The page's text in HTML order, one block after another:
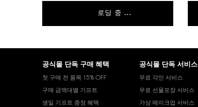
로딩 중 ...
공식몰 단독 구매 혜택
첫 구매 전 품목 15% OFF
구매 금액대별 기프트
생일 기프트 증정 혜택
공식몰 단독 서비스
무료 각인 서비스
무료 선물포장 서비스
가상 메이크업 서비스